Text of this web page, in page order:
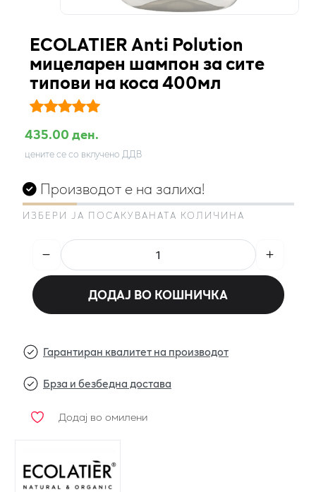
ECOLATIER Anti Polution
мицеларен шампон за сите
типови на коса 400мл
435.00 ден.
цените се со вклучено ДДВ
Производот е на залиха!
ИЗБЕРИ ЈА ПОСАКУВАНАТА КОЛИЧИНА
ДОДАЈ ВО КОШНИЧКА
Гарантиран квалитет на производот
Брза и безбедна достава
Додај во омилени